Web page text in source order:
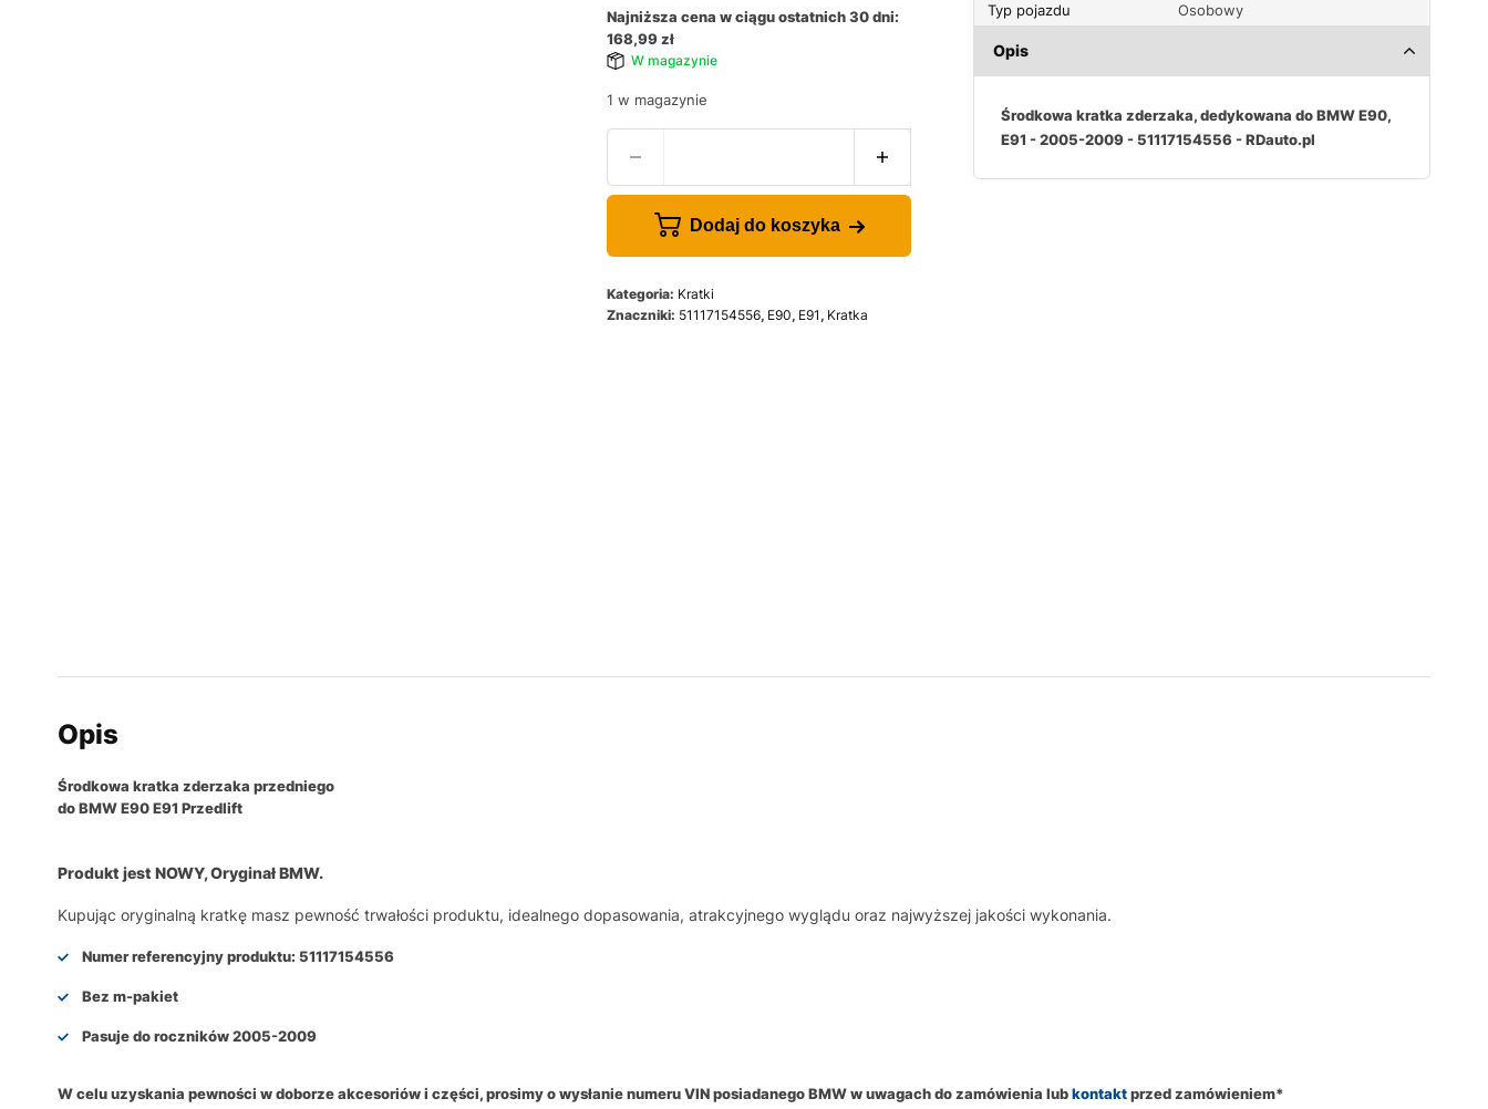
Najniższa cena w ciągu ostatnich 30 dni:
168,99zł
W magazynie
1 w magazynie
Dodaj do koszyka
Kategoria: Kratki
Znaczniki: 51117154556, E90, E91 , Kratka
Typ pojazdu
Osobowy
Opis
Środkowa kratka zderzaka, dedykowana do BMW E90,
E91 - 2005-2009 - 51117154556 - RDauto.pl
Opis
Środkowa kratka zderzaka przedniego
do BMW E90 E91 Przedlift
Produkt jest NOWY, Oryginał BMW.
Kupując oryginalną kratkę masz pewność trwałości produktu, idealnego dopasowania, atrakcyjnego wyglądu oraz najwyższej jakości wykonania.
Numer referencyjny produktu: 51117154556
Bez m-pakiet
Pasuje do roczników 2005-2009
W celu uzyskania pewności w doborze akcesoriów i części, prosimy o wysłanie numeru VIN posiadanego BMW w uwagach do zamówienia lubkontaktprzed zamówieniem*